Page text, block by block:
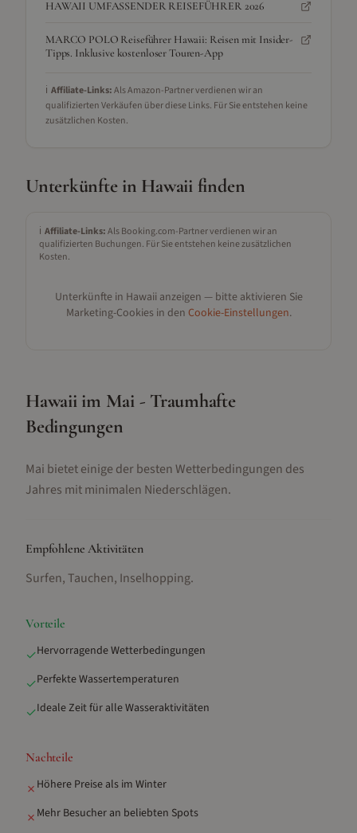
HAWAII UMFASSENDER REISEFÜHRER 2026
MARCO POLO Reiseführer Hawaii: Reisen mit Insider-
Tipps. Inklusive kostenloser Touren-App
ℹ️ Affiliate-Links:Als Amazon-Partner verdienen wir an
qualifizierten Verkäufen über diese Links. Für Sie entstehen keine
zusätzlichen Kosten.
Unterkünfte in Hawaiifinden
ℹ️ Affiliate-Links:Als Booking.com-Partner verdienen wir an
qualifizierten Buchungen. Für Sie entstehen keine zusätzlichen
Kosten.
Unterkünfte in Hawaii anzeigen — bitte aktivieren Sie
Marketing-Cookies in den Cookie-Einstellungen.
Hawaii im Mai - Traumhafte
Bedingungen
Mai bietet einige der besten Wetterbedingungen des
Jahres mit minimalen Niederschlägen.
Empfohlene Aktivitäten
Surfen, Tauchen, Inselhopping.
Vorteile
✓Hervorragende Wetterbedingungen
✓Perfekte Wassertemperaturen
✓Ideale Zeit für alle Wasseraktivitäten
Nachteile
✗ Höhere Preise als im Winter
✗ Mehr Besucher an beliebten Spots